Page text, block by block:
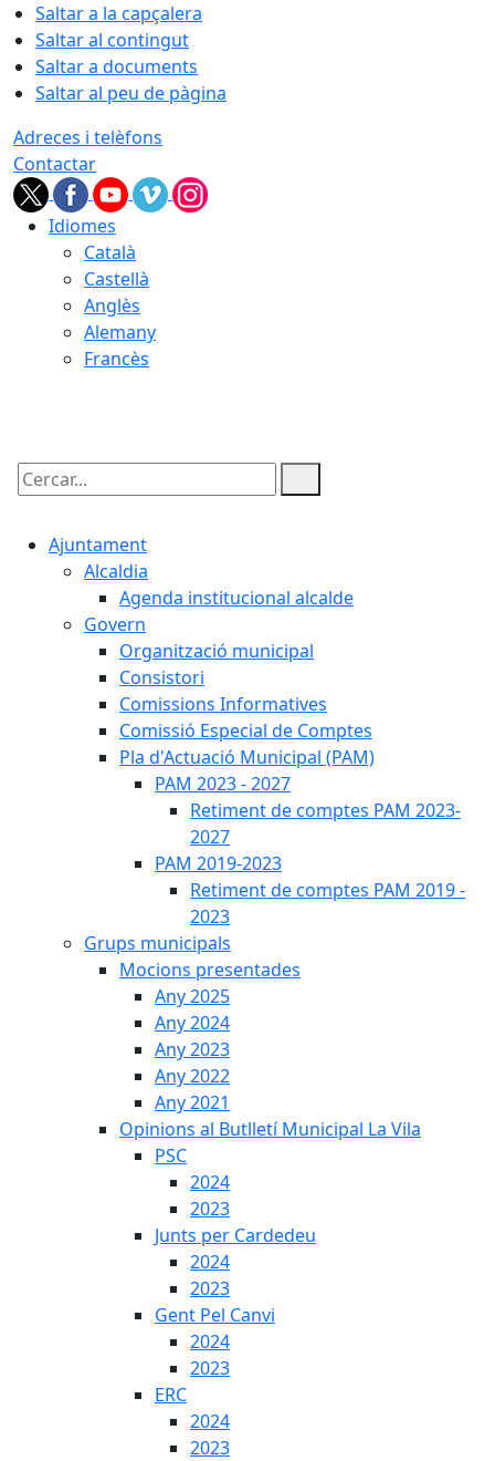
Saltar a la capçalera
Saltar al contingut
Saltar a documents
Saltar al peu de pàgina
Adreces i telèfons
Contactar
Idiomes
Català
Castellà
Anglès
Alemany
Francès
Cercar:
Ajuntament
Alcaldia
Agenda institucional alcalde
Govern
Organització municipal
Consistori
Comissions Informatives
Comissió Especial de Comptes
Pla d'Actuació Municipal (PAM)
PAM 2023 - 2027
Retiment de comptes PAM 2023-
2027
PAM 2019-2023
Retiment de comptes PAM 2019 -
2023
Grups municipals
Mocions presentades
Any 2025
Any 2024
Any 2023
Any 2022
Any 2021
Opinions al Butlletí Municipal La Vila
PSC
2024
2023
Junts per Cardedeu
2024
2023
Gent Pel Canvi
2024
2023
ERC
2024
2023